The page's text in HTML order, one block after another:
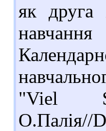
як друга
"Viel
О.Палія//